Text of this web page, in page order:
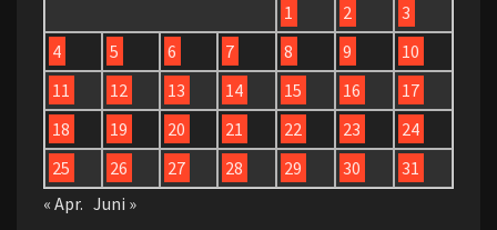
1
2
3
4
5 6 7 8 9
10
11
12 13 14 15 16
17
18
19 20 21 22 23
24
25
26 27 28 29 30
31
« Apr. Juni »